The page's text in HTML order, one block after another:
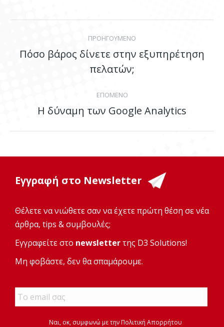
navigation
ΠΡΟΗΓΟΥΜΕΝΟ
Previous
post:
Πόσο βάρος δίνετε στην εξυπηρέτηση
πελατών;
ΕΠΟΜΕΝΟ
Next
Η δύναμη των Google Analytics
Εγγραφή στο Newsletter
Θέλετε να νιώθετε σαν να έχετε πρώτη θέση σε νέα
άρθρα, tips & συμβουλές;
Εγγραφείτε στο newsletterτης D3 Solutions!
Μη φοβάστε, δεν θα σπαμάρουμε.
Email *
*
Ναι, οκ, συμφωνώ με τηνΠολιτική Απορρήτου